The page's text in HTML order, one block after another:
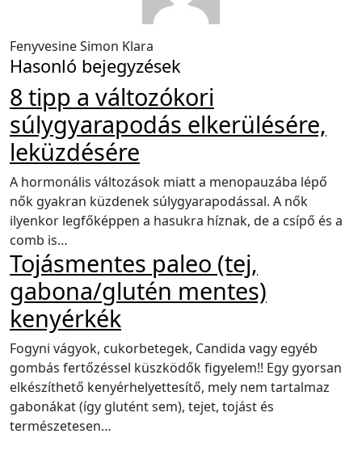
Fenyvesine Simon Klara
Hasonló bejegyzések
8 tipp a változókori
súlygyarapodás elkerülésére,
leküzdésére
A hormonális változások miatt a menopauzába lépő
nők gyakran küzdenek súlygyarapodással. A nők
ilyenkor legfőképpen a hasukra híznak, de a csípő és a
comb is…
Tojásmentes paleo (tej,
gabona/glutén mentes)
kenyérkék
Fogyni vágyok, cukorbetegek, Candida vagy egyéb
gombás fertőzéssel küszködők figyelem!! Egy gyorsan
elkészíthető kenyérhelyettesítő, mely nem tartalmaz
gabonákat (így glutént sem), tejet, tojást és
természetesen…